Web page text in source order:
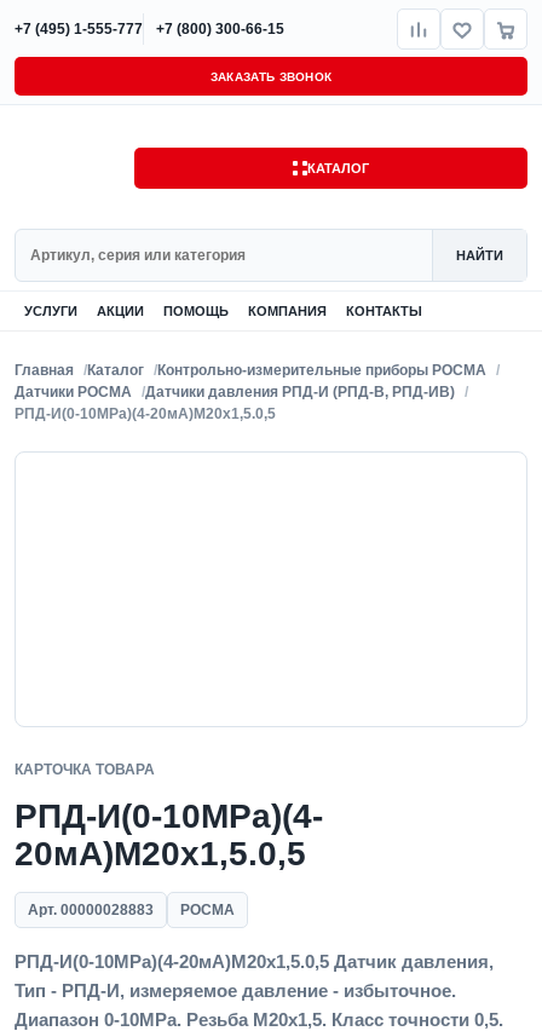
+7 (495) 1-555-777 +7 (800) 300-66-15
ЗАКАЗАТЬ ЗВОНОК
КАТАЛОГ
НАЙТИ
УСЛУГИ АКЦИИ ПОМОЩЬ КОМПАНИЯ КОНТАКТЫ
Главная Каталог
Контрольно-измерительные приборы РОСМА
Датчики РОСМА
Датчики давления РПД-И (РПД-В, РПД-ИВ)
РПД-И(0-10MPa)(4-20мА)M20x1,5.0,5
КАРТОЧКА ТОВАРА
РПД-И(0-10MPa)(4-
20мА)M20x1,5.0,5
Арт. 00000028883 РОСМА
РПД-И(0-10MPa)(4-20мА)M20x1,5.0,5 Датчик давления,
Тип - РПД-И, измеряемое давление - избыточное.
Диапазон 0-10MPa. Резьба M20x1,5. Класс точности 0,5.